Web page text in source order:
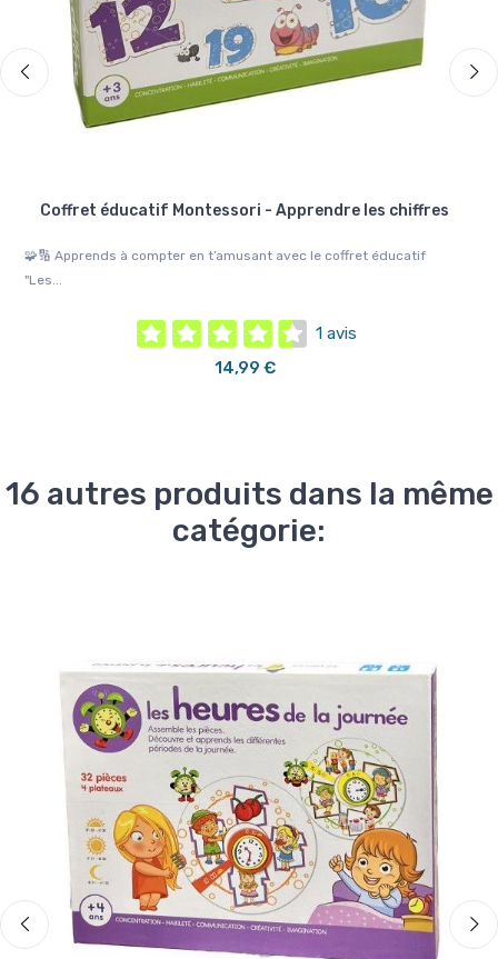
Coffret éducatif Montessori - Apprendre les chiffres
🧩🔢 Apprends à compter en t’amusant avec le coffret éducatif
"Les...
1 avis
14,99 €
16 autres produits dans la même
catégorie: